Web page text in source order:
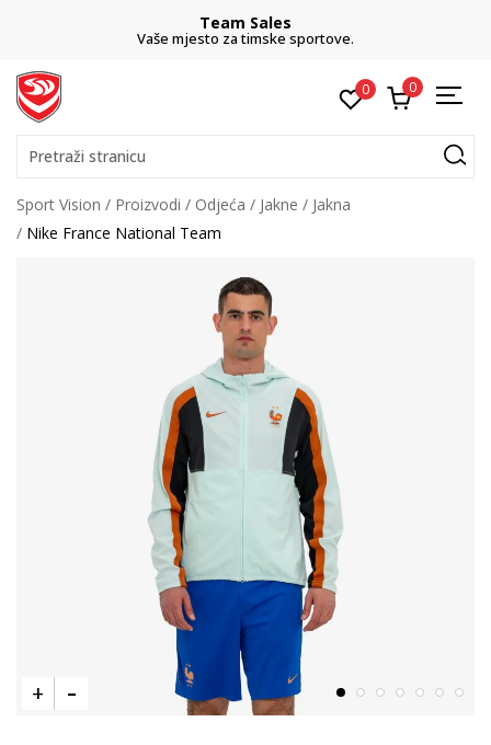
Team Sales
Vaše mjesto za timske sportove.
0 0
Pretraži stranicu
Sport Vision Proizvodi Odjeća Jakne
Jakna
Nike France National Team